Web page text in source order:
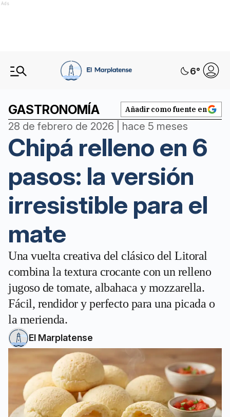
Ads
6°
GASTRONOMÍA Añadir como fuente en
28 de febrero de 2026 | hace 5 meses
Chipá relleno en 6
pasos: la versión
irresistible para el
mate
Una vuelta creativa del clásico del Litoral
combina la textura crocante con un relleno
jugoso de tomate, albahaca y mozzarella.
Fácil, rendidor y perfecto para una picada o
la merienda.
El Marplatense